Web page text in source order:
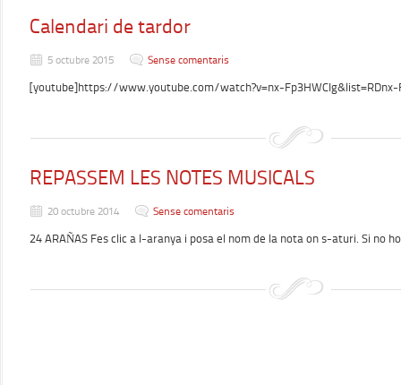
Calendari de tardor
5 octubre 2015 Sense comentaris
[youtube]https://www.youtube.com/watch?v=nx-
REPASSEM LES NOTES MUSICALS
20 octubre 2014 Sense comentaris
24 ARAÑAS Fes clic a l-aranya i posa el nom de la nota on s-aturi. Si no